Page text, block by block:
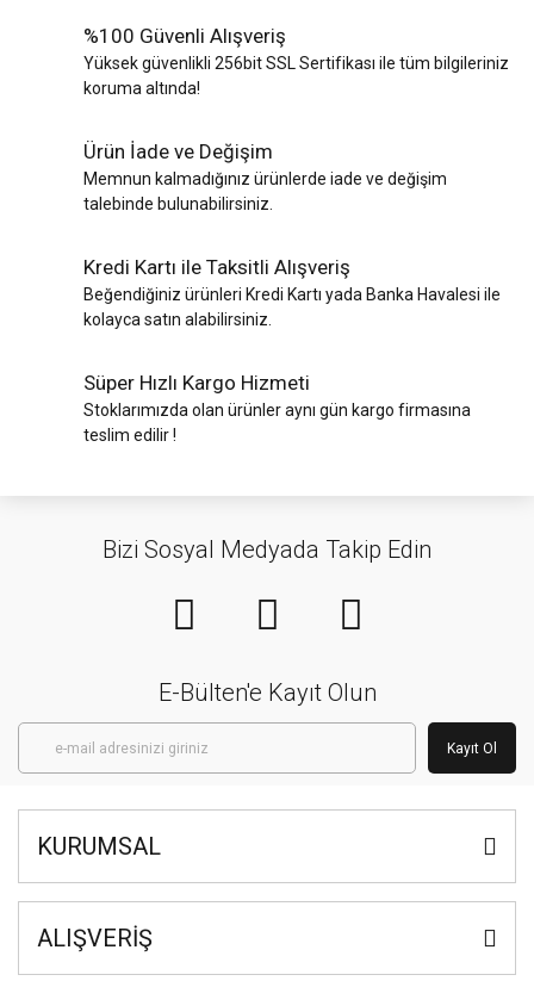
%100 Güvenli Alışveriş
Yüksek güvenlikli 256bit SSL Sertifikası ile tüm bilgileriniz
koruma altında!
Ürün İade ve Değişim
Memnun kalmadığınız ürünlerde iade ve değişim
talebinde bulunabilirsiniz.
Kredi Kartı ile Taksitli Alışveriş
Beğendiğiniz ürünleri Kredi Kartı yada Banka Havalesi ile
kolayca satın alabilirsiniz.
Süper Hızlı Kargo Hizmeti
Stoklarımızda olan ürünler aynı gün kargo firmasına
teslim edilir !
Bizi Sosyal Medyada Takip Edin
E-Bülten'e Kayıt Olun
Kayıt Ol
KURUMSAL
ALIŞVERİŞ